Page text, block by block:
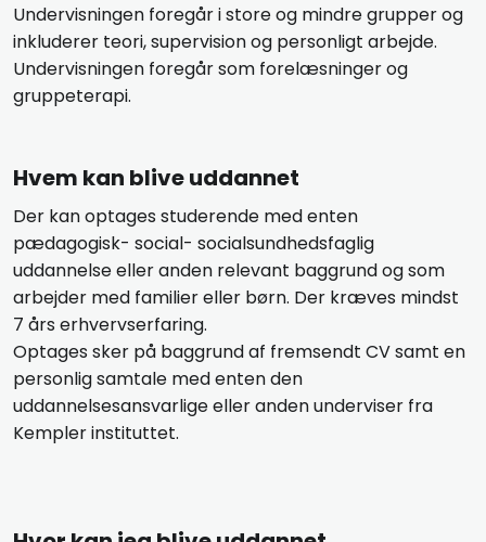
Undervisningen foregår i store og mindre grupper og
inkluderer teori, supervision og personligt arbejde.
Undervisningen foregår som forelæsninger og
gruppeterapi.
​Hvem kan blive uddannet
​Der kan optages studerende med enten
pædagogisk- social- socialsundhedsfaglig
uddannelse eller anden relevant baggrund og som
arbejder med familier eller børn. Der kræves mindst
7 års erhvervserfaring.
Optages sker på baggrund af fremsendt CV samt en
personlig samtale med enten den
uddannelsesansvarlige eller anden underviser fra
Kempler instituttet.